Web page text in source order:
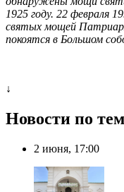
1925 году. 22 февраля
святых мощей
покоятся в Большом
↓
Новости по
2 июня, 17:00